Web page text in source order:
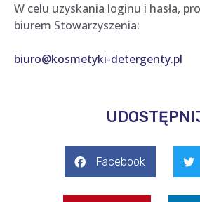
W celu uzyskania loginu i hasła,
biurem Stowarzyszenia:
biuro@kosmetyki-detergenty.pl
Facebook